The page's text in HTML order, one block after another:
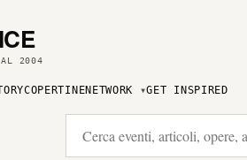
2004
COPERTINENETWORK GET INSPIRED